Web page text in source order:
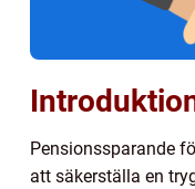
Pensionssparande
att säkerställa en